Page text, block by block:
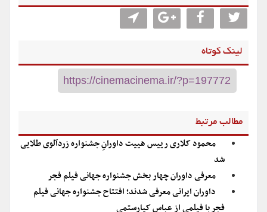
لینک کوتاه
مطالب مرتبط
محمود کلاری رییس هییت داورانِ جشنواره زردآلوی طلایی
شد
معرفی داوران چهار بخش جشنواره جهانی فیلم فجر
داوران ایرانی معرفی شدند؛ افتتاح جشنواره جهانی فیلم
فجر با فیلمی از عباس کیارستمی